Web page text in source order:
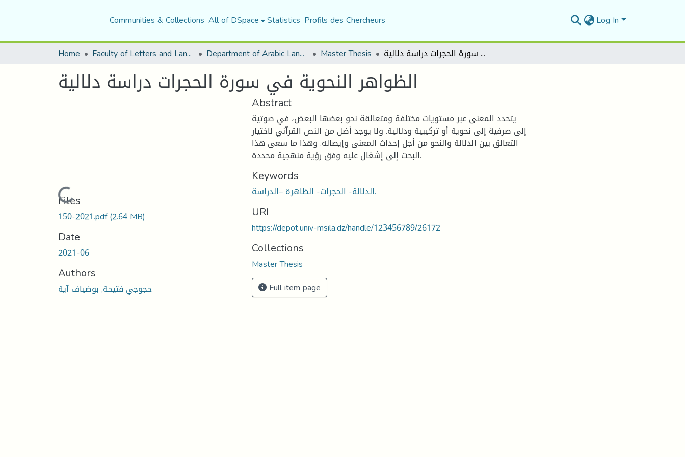
Communities & Collections All of DSpace Statistics Profils des Chercheurs Log In
Home Faculty of Letters and Languages Department of Arabic Language and Literature Master Thesis الظواهر النحوية في سورة الحجرات دراسة دلالية
الظواهر النحوية في سورة الحجرات دراسة دلالية
Loading...
Files
150-2021.pdf(2.64 MB)
Date
2021-06
Authors
حجوجي فتيحة, بوضياف آية
Abstract
يتحدد المعنى عبر مستويات مختلفة ومتعالقة نحو بعضها البعض، في صوتية
إلى صرفية إلى نحوية أو تركيبية ودلالية. ولا يوجد أضل من النص القرآني لاختيار
التعالق بين الدلالة والنحو من أجل إحداث المعنى وإيصاله. وهذا ما سعى هذا
البحث إلى إشغال عليه وفق رؤية منهجية محددة.
Keywords
الدلالة- الحجرات- الظاهرة –الدراسة.
URI
https://depot.univ-msila.dz/handle/123456789/26172
Collections
Master Thesis
Full item page